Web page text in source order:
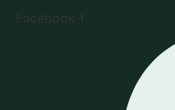
Facebook-f